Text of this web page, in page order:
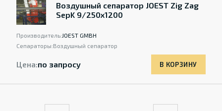
Воздушный сепаратор JOEST Zig Zag
SepK 9/250x1200
Производитель:JOEST GMBH
Сепараторы:Воздушный сепаратор
Цена:по запросу В КОРЗИНУ